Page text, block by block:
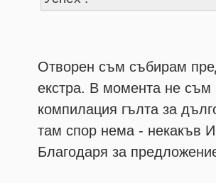
Отворен съм събирам
екстра. В момента не съм
компилация гълта за
там спор нема - некакъв
Благодаря за